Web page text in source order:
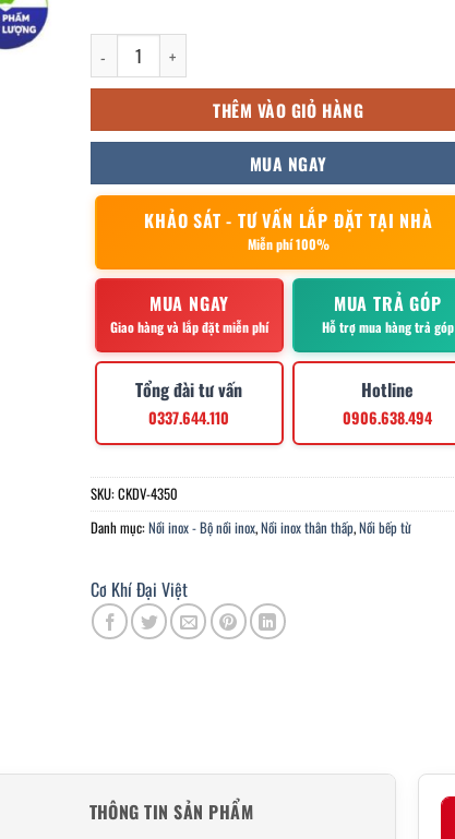
Nồi inox bếp từ 13L 30x21cm số lượng
THÊM VÀO GIỎ HÀNG
MUA NGAY
KHẢO SÁT - TƯ VẤN LẮP ĐẶT TẠI NHÀ
Miễn phí 100%
MUA NGAY
Giao hàng và lắp đặt miễn phí
MUA TRẢ GÓP
Hỗ trợ mua hàng trả góp
Tổng đài tư vấn
0337.644.110
Hotline
0906.638.494
SKU:CKDV-4350
Danh mục:Nồi inox - Bộ nồi inox,Nồi inox thân thấp,Nồi bếp từ
Cơ Khí Đại Việt
THÔNG TIN SẢN PHẨM